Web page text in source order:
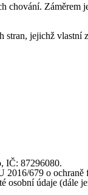
jejichž vlastní
IČ: 87296080.
679 o
osobní údaje (dále